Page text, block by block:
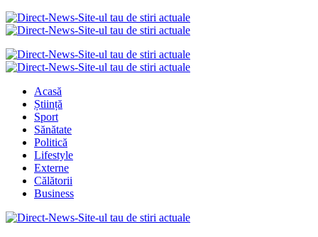
Acasă
Știință
Sport
Sănătate
Politică
Lifestyle
Externe
Călătorii
Business